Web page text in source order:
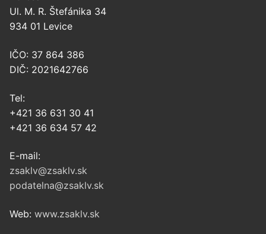
Ul. M. R. Štefánika 34
934 01 Levice
IČO: 37 864 386
DIČ: 2021642766
Tel:
+421 36 631 30 41
+421 36 634 57 42
E-mail:
zsaklv@zsaklv.sk
podatelna@zsaklv.sk
Web: www.zsaklv.sk